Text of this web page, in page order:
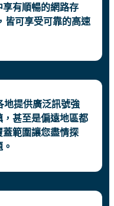
有順暢的網路存
皆可享受可靠的高速
提供廣泛訊號強
甚至是偏遠地區都
範圍讓您盡情探